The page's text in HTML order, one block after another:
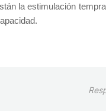
la estimulación